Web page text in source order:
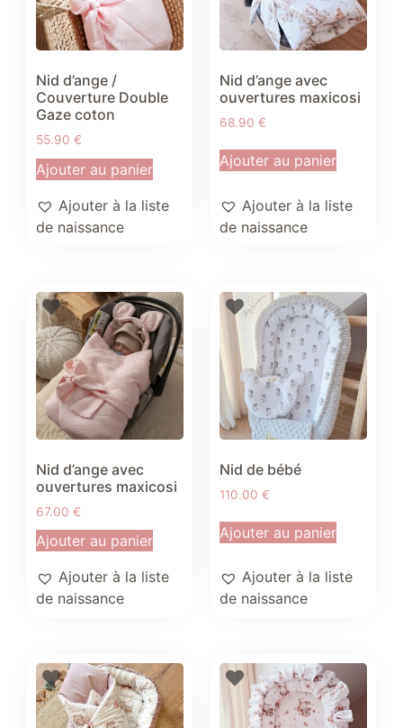
Nid d’ange /
Couverture Double
Gaze coton
55.90 €
Ajouter au panier
Ajouter à la liste
de naissance
Nid d’ange avec
ouvertures maxicosi
68.90 €
Ajouter au panier
Ajouter à la liste
de naissance
Nid d’ange avec
ouvertures maxicosi
67.00 €
Ajouter au panier
Ajouter à la liste
de naissance
Nid de bébé
110.00 €
Ajouter au panier
Ajouter à la liste
de naissance